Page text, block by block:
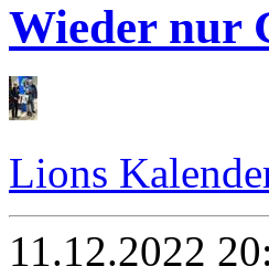
Wieder nur
Lions
11.12.2022